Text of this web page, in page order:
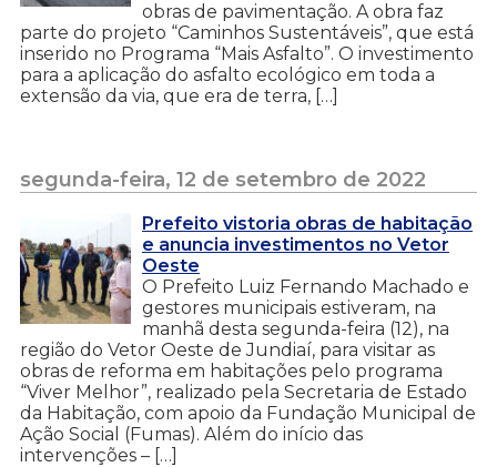
obras de pavimentação. A obra faz
parte do projeto “Caminhos Sustentáveis”, que está
inserido no Programa “Mais Asfalto”. O investimento
para a aplicação do asfalto ecológico em toda a
extensão da via, que era de terra, […]
segunda-feira, 12 de setembro de 2022
Prefeito vistoria obras de habitação
e anuncia investimentos no Vetor
Oeste
O Prefeito Luiz Fernando Machado e
gestores municipais estiveram, na
manhã desta segunda-feira (12), na
região do Vetor Oeste de Jundiaí, para visitar as
obras de reforma em habitações pelo programa
“Viver Melhor”, realizado pela Secretaria de Estado
da Habitação, com apoio da Fundação Municipal de
Ação Social (Fumas). Além do início das
intervenções – […]